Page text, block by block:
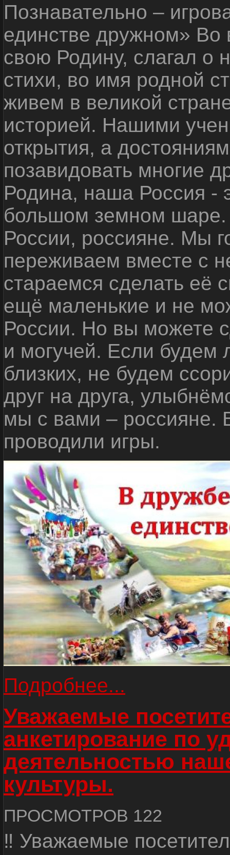
Познавательно –
единстве дружном»
свою Родину, слагал о
стихи, во имя родной
живем в великой
историей. Нашими
открытия, а
позавидовать многие
Родина, наша Россия -
большом земном
России, россияне. Мы
переживаем вместе с
стараемся сделать её
ещё маленькие и не
России. Но вы можете
и могучей. Если будем
близких, не будем
друг на друга,
мы с вами – россияне.
проводили игры.
Подробнее...
Уважаемые
анкетирование по
деятельностью
культуры.
ПРОСМОТРОВ 122
‼ Уважаемые